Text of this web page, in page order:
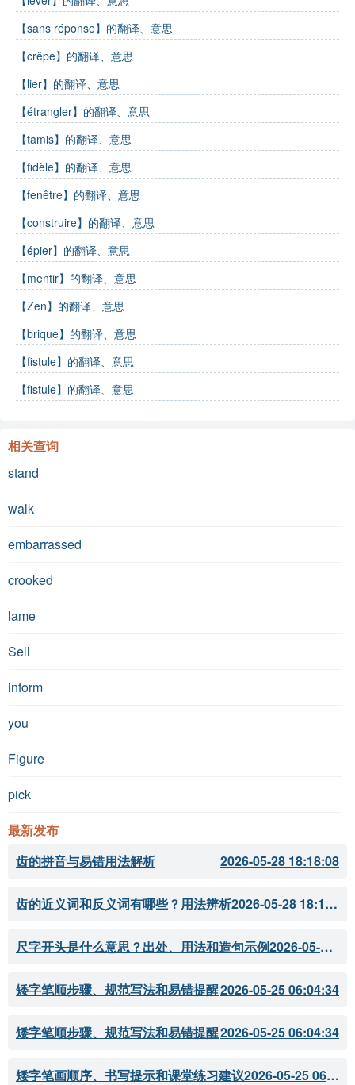
【sans réponse】的翻译、意思
【crêpe】的翻译、意思
【lier】的翻译、意思
【étrangler】的翻译、意思
【tamis】的翻译、意思
【fidèle】的翻译、意思
【fenêtre】的翻译、意思
【construire】的翻译、意思
【épier】的翻译、意思
【mentir】的翻译、意思
【Zen】的翻译、意思
【brique】的翻译、意思
【fistule】的翻译、意思
【fistule】的翻译、意思
相关查询
stand
walk
embarrassed
crooked
lame
Sell
inform
you
Figure
pick
最新发布
齿的拼音与易错用法解析
2026-05-28 18:18:08
齿的近义词和反义词有哪些？用法辨析 2026-05-28 18:18:07
尺字开头是什么意思？出处、用法和造句示例 2026-05-28 18:18:05
矮字笔顺步骤、规范写法和易错提醒2026-05-25 06:04:34
矮字笔顺步骤、规范写法和易错提醒2026-05-25 06:04:34
矮字笔画顺序、书写提示和课堂练习建议 2026-05-25 06:04:33